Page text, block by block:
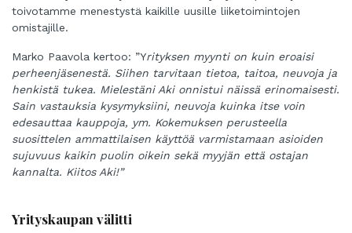
toivotamme menestystä kaikille uusille liiketoimintojen
omistajille.
Marko Paavola kertoo: ”Yrityksen myynti on kuin eroaisi
perheenjäsenestä. Siihen tarvitaan tietoa, taitoa, neuvoja ja
henkistä tukea. Mielestäni Aki onnistui näissä erinomaisesti.
Sain vastauksia kysymyksiini, neuvoja kuinka itse voin
edesauttaa kauppoja, ym. Kokemuksen perusteella
suosittelen ammattilaisen käyttöä varmistamaan asioiden
sujuvuus kaikin puolin oikein sekä myyjän että ostajan
kannalta. Kiitos Aki!”
Yrityskaupan välitti